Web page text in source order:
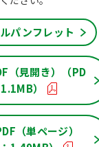
パンフレット
（見開き）（PD
）
（単ページ）